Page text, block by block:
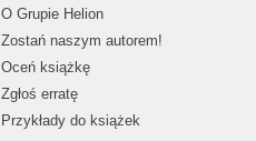
O Grupie Helion
Zostań naszym autorem!
Oceń książkę
Zgłoś erratę
Przykłady do książek